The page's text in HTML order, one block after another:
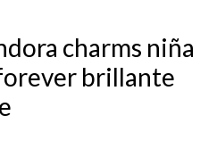
charms niña
brillante